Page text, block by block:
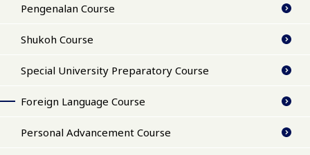
Pengenalan Course
Shukoh Course
Special University Preparatory Course
Foreign Language Course
Personal Advancement Course